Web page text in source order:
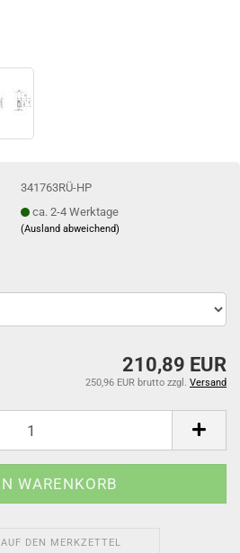
341763RÜ-HP
ca. 2-4 Werktage
(Ausland abweichend)
210,89 EUR
250,96 EUR brutto zzgl. Versand
AUF DEN MERKZETTEL